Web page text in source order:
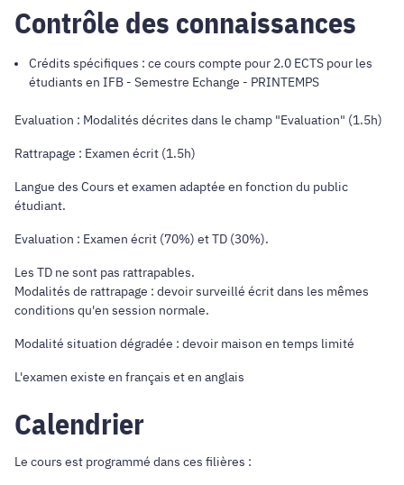
Contrôle des connaissances
Crédits spécifiques : ce cours compte pour 2.0 ECTS pour les
étudiants en IFB - Semestre Echange - PRINTEMPS
Evaluation : Modalités décrites dans le champ "Evaluation" (1.5h)
Rattrapage : Examen écrit (1.5h)
Langue des Cours et examen adaptée en fonction du public
étudiant.
Evaluation : Examen écrit (70%) et TD (30%).
Les TD ne sont pas rattrapables.
Modalités de rattrapage : devoir surveillé écrit dans les mêmes
conditions qu'en session normale.
Modalité situation dégradée : devoir maison en temps limité
L'examen existe en français et en anglais
Calendrier
Le cours est programmé dans ces filières :